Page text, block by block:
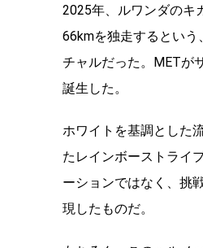
2025年、ルワンダのキ
66kmを独走するとい
チャルだった。METが
誕生した。
ホワイトを基調とした
たレインボーストライ
ーションではなく、挑
現したものだ。